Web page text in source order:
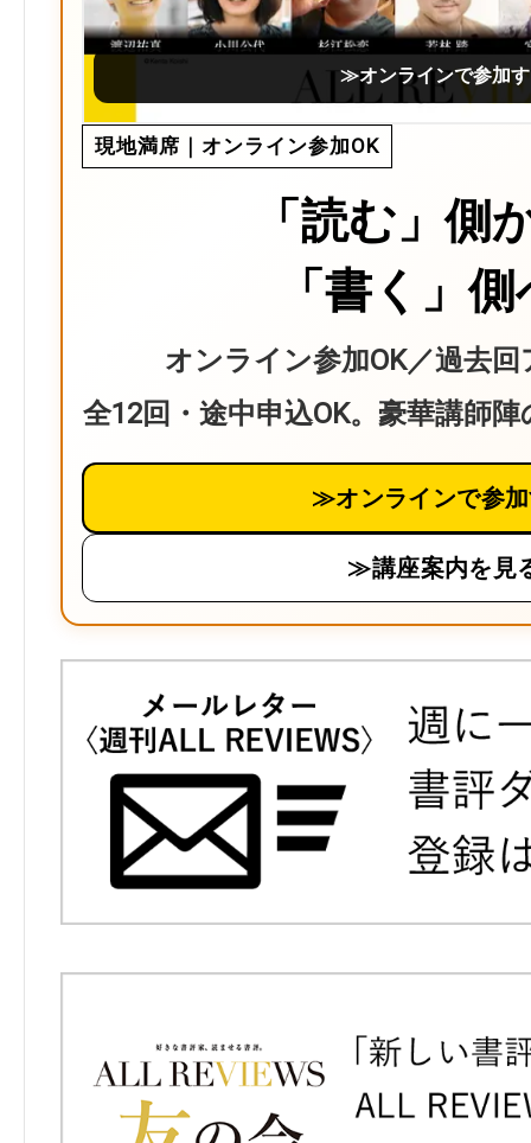
≫オンラインで参加
現地満席｜オンライン参加OK
「読む」側
「書く」
オンライン参加OK／過去
全12回・途中申込OK。豪華講師
≫オンラインで参
≫講座案内を見